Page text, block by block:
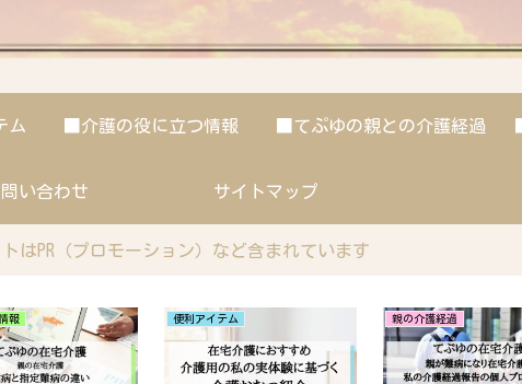
ム ■介護の役に立つ情報 ■てぷゆの親との介護経過
い合わせ サイトマップ
はPR（プロモーション）など含まれています
報 便利アイテム 親の介護経過